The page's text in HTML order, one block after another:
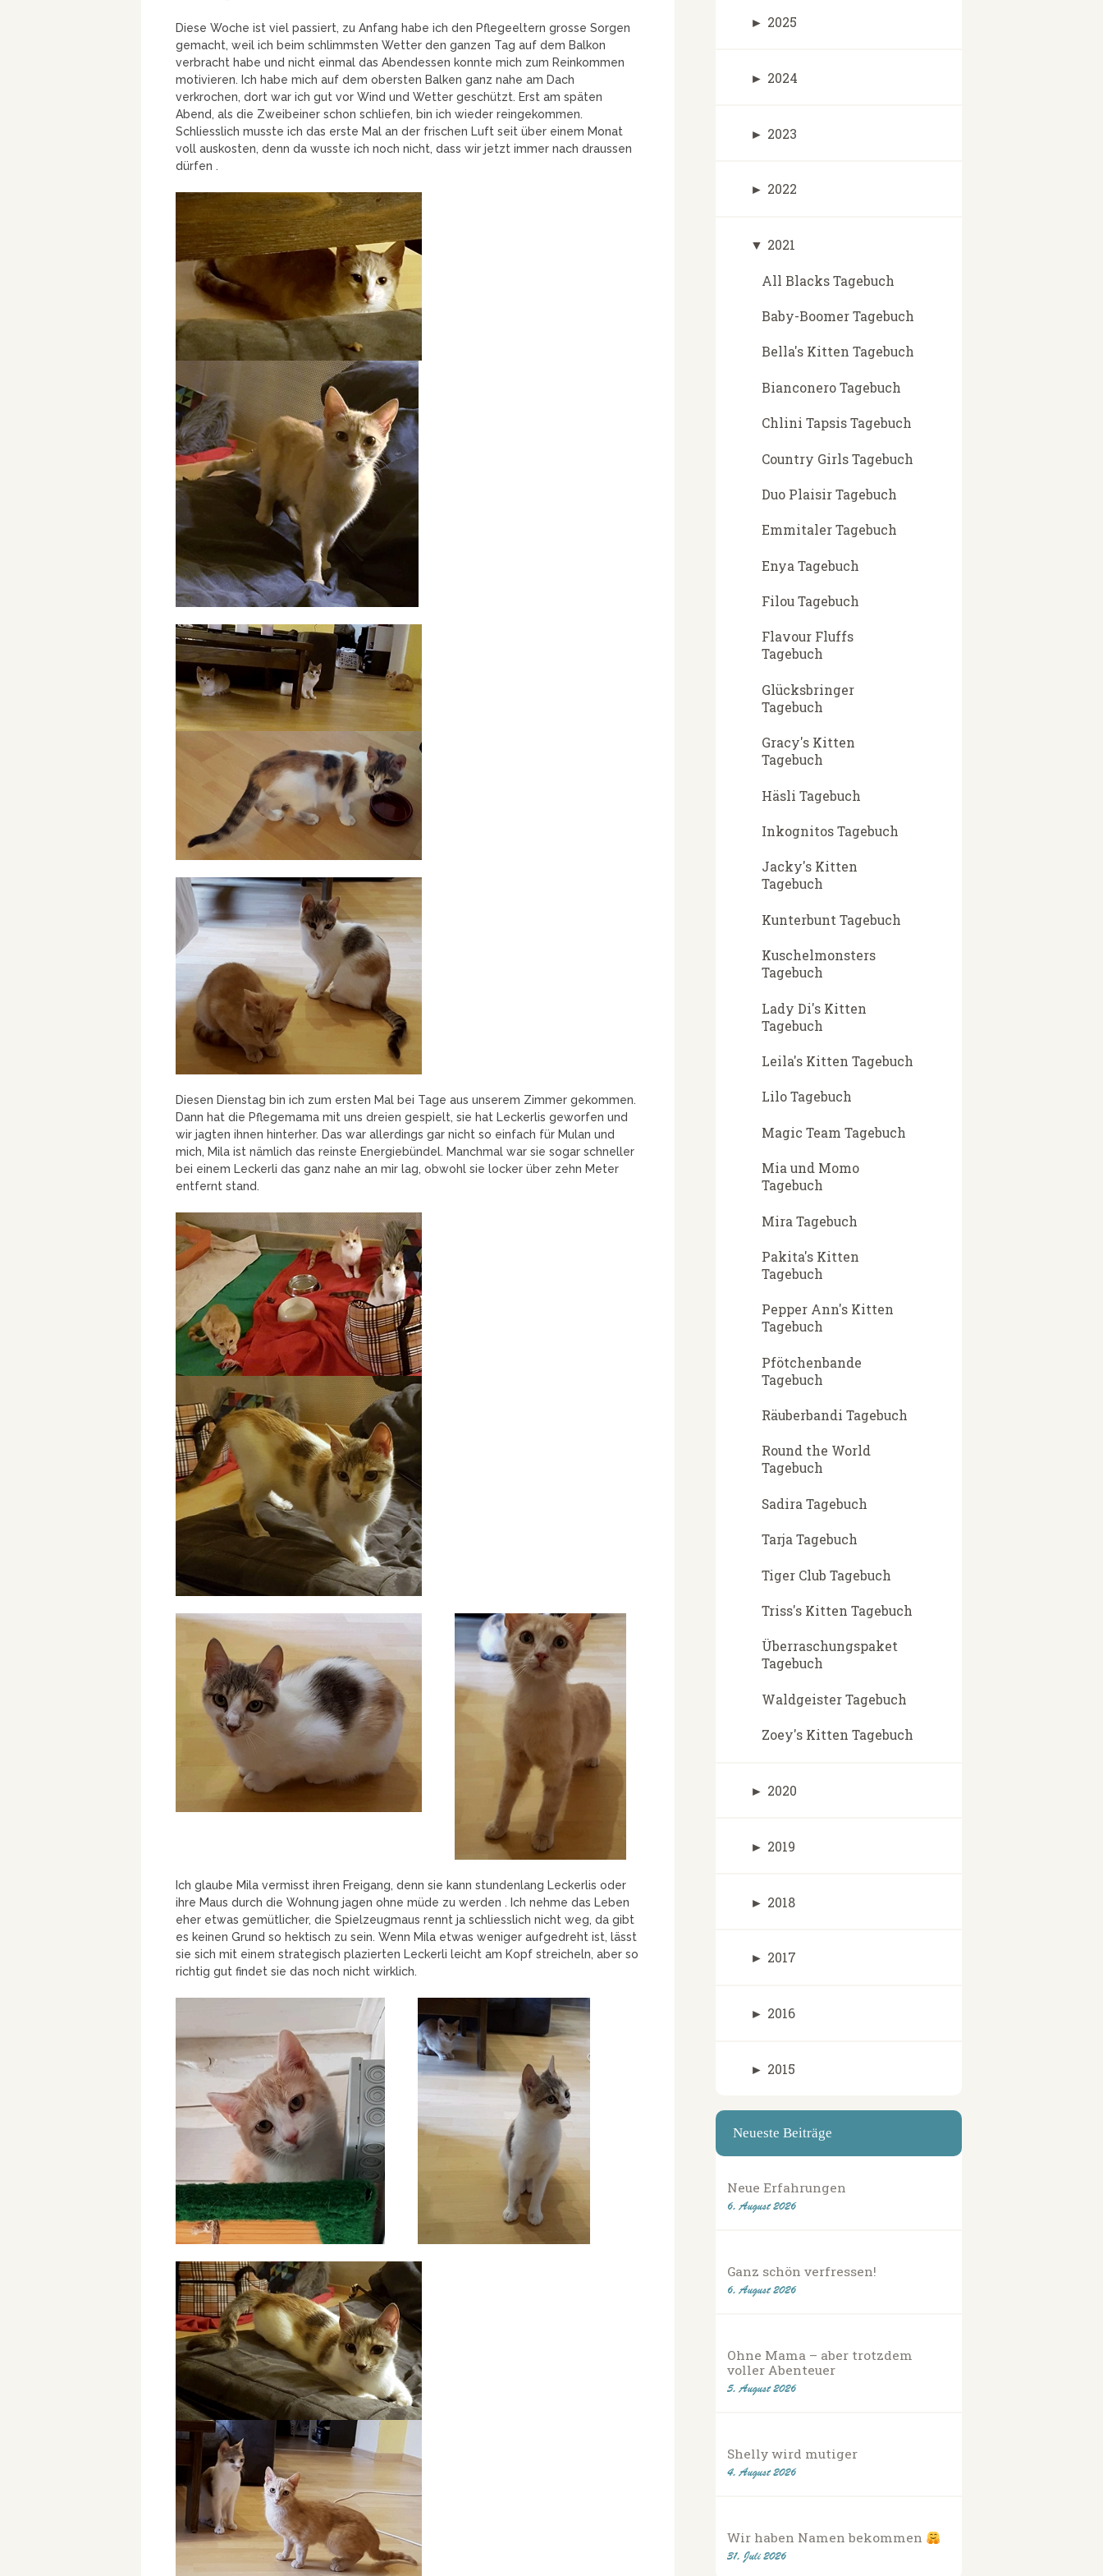
Diese Woche ist viel passiert, zu Anfang habe ich den Pflegeeltern grosse Sorgen
gemacht, weil ich beim schlimmsten Wetter den ganzen Tag auf dem Balkon
verbracht habe und nicht einmal das Abendessen konnte mich zum Reinkommen
motivieren. Ich habe mich auf dem obersten Balken ganz nahe am Dach
verkrochen, dort war ich gut vor Wind und Wetter geschützt. Erst am späten
Abend, als die Zweibeiner schon schliefen, bin ich wieder reingekommen.
Schliesslich musste ich das erste Mal an der frischen Luft seit über einem Monat
voll auskosten, denn da wusste ich noch nicht, dass wir jetzt immer nach draussen
dürfen .
Diesen Dienstag bin ich zum ersten Mal bei Tage aus unserem Zimmer gekommen.
Dann hat die Pflegemama mit uns dreien gespielt, sie hat Leckerlis geworfen und
wir jagten ihnen hinterher. Das war allerdings gar nicht so einfach für Mulan und
mich, Mila ist nämlich das reinste Energiebündel. Manchmal war sie sogar schneller
bei einem Leckerli das ganz nahe an mir lag, obwohl sie locker über zehn Meter
entfernt stand.
Ich glaube Mila vermisst ihren Freigang, denn sie kann stundenlang Leckerlis oder
ihre Maus durch die Wohnung jagen ohne müde zu werden . Ich nehme das Leben
eher etwas gemütlicher, die Spielzeugmaus rennt ja schliesslich nicht weg, da gibt
es keinen Grund so hektisch zu sein. Wenn Mila etwas weniger aufgedreht ist, lässt
sie sich mit einem strategisch plazierten Leckerli leicht am Kopf streicheln, aber so
richtig gut findet sie das noch nicht wirklich.
► 2025
► 2024
► 2023
► 2022
▼ 2021
All Blacks Tagebuch
Baby-Boomer Tagebuch
Bella's Kitten Tagebuch
Bianconero Tagebuch
Chlini Tapsis Tagebuch
Country Girls Tagebuch
Duo Plaisir Tagebuch
Emmitaler Tagebuch
Enya Tagebuch
Filou Tagebuch
Flavour Fluffs
Tagebuch
Glücksbringer
Tagebuch
Gracy's Kitten
Tagebuch
Häsli Tagebuch
Inkognitos Tagebuch
Jacky's Kitten
Tagebuch
Kunterbunt Tagebuch
Kuschelmonsters
Tagebuch
Lady Di's Kitten
Tagebuch
Leila's Kitten Tagebuch
Lilo Tagebuch
Magic Team Tagebuch
Mia und Momo
Tagebuch
Mira Tagebuch
Pakita's Kitten
Tagebuch
Pepper Ann's Kitten
Tagebuch
Pfötchenbande
Tagebuch
Räuberbandi Tagebuch
Round the World
Tagebuch
Sadira Tagebuch
Tarja Tagebuch
Tiger Club Tagebuch
Triss's Kitten Tagebuch
Überraschungspaket
Tagebuch
Waldgeister Tagebuch
Zoey's Kitten Tagebuch
► 2020
► 2019
► 2018
► 2017
► 2016
► 2015
Neueste Beiträge
Neue Erfahrungen
6. August 2026
Ganz schön verfressen!
6. August 2026
Ohne Mama – aber trotzdem
voller Abenteuer
5. August 2026
Shelly wird mutiger
4. August 2026
Wir haben Namen bekommen
31. Juli 2026